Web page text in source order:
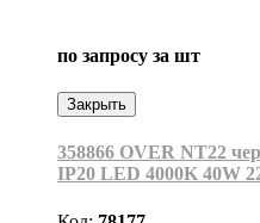
по запросу за шт
Закрыть
358866 OVER NT22
IP20 LED 4000K 40W